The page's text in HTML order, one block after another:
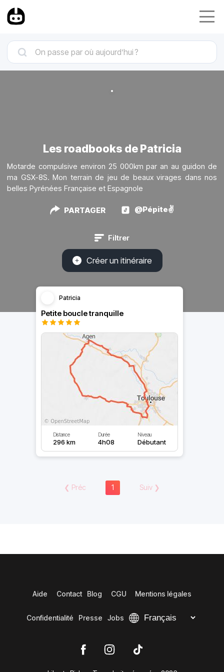
Les roadbooks de Patricia
Motarde compulsive environ 25 000km par an au guidon de
ma GSX-8S. Mon terrain de jeu de beaux virages dans nos
belles Pyrénées Française et Espagnole
PARTAGER @Pépite✌️
Filtrer
Créer un itinéraire
Patricia
Petite boucle tranquille
Distance
296 km
Durée
4h08
Niveau
Débutant
❮ Préc 1 Suiv ❯
Aide Contact Blog CGU Mentions légales
Confidentialité Presse Jobs